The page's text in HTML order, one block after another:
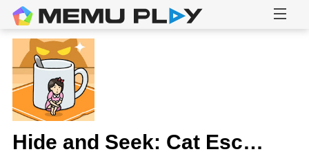
Hide and Seek: Cat Escape!